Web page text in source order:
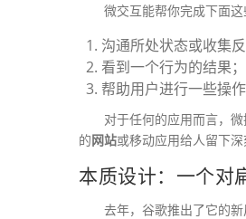
微交互能帮你完成下面这
沟通所处状态或收集反
看到一个行为的结果；
帮助用户进行一些操作
对于任何的应用而言，
的网站或移动应用给人留下深
本质设计：一个对
去年，谷歌推出了它的